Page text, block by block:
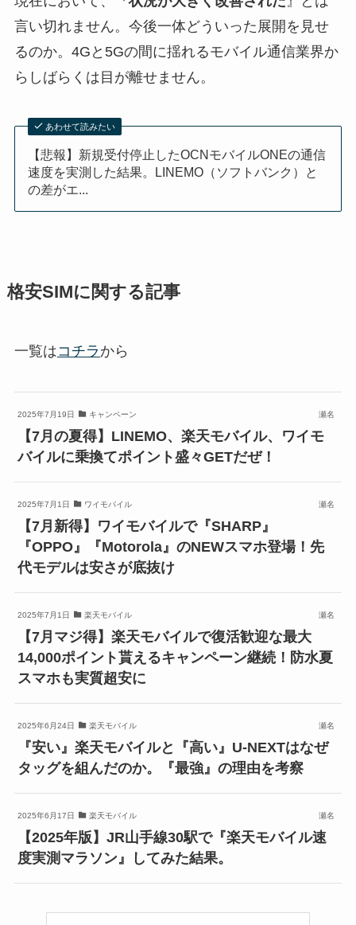
言い切れません。今後一体どういった展開を見せ
るのか。4Gと5Gの間に揺れるモバイル通信業界か
らしばらくは目が離せません。
あわせて読みたい
【悲報】新規受付停止したOCNモバイルONEの通信
速度を実測した結果。LINEMO（ソフトバンク）と
の差がエ...
格安SIMに関する記事
一覧はコチラ から
2025年7月19日 キャンペーン 瀬名
【7月の夏得】LINEMO、楽天モバイル、ワイモ
バイルに乗換てポイント盛々GETだぜ！
2025年7月1日 ワイモバイル 瀬名
【7月新得】ワイモバイルで『SHARP』
『OPPO』『Motorola』のNEWスマホ登場！先
代モデルは安さが底抜け
2025年7月1日 楽天モバイル 瀬名
【7月マジ得】楽天モバイルで復活歓迎な最大
14,000ポイント貰えるキャンペーン継続！防水夏
スマホも実質超安に
2025年6月24日 楽天モバイル 瀬名
『安い』楽天モバイルと『高い』U-NEXTはなぜ
タッグを組んだのか。『最強』の理由を考察
2025年6月17日 楽天モバイル 瀬名
【2025年版】JR山手線30駅で『楽天モバイル速
度実測マラソン』してみた結果。